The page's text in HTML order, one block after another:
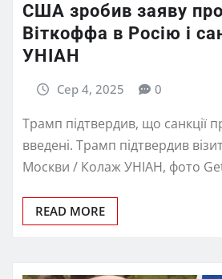
США зробив заяву про
Віткоффа в Росію і
УНІАН
Сер 4, 2025 0
Трамп підтвердив, що санкції
введені. Трамп підтвердив
Москви / Колаж УНІАН, фото
READ MORE